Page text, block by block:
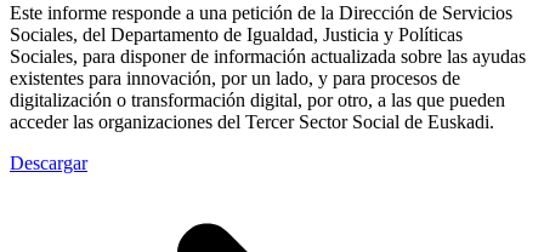
Este informe responde a una petición de la Dirección de Servicios
Sociales, del Departamento de Igualdad, Justicia y Políticas
Sociales, para disponer de información actualizada sobre las ayudas
existentes para innovación, por un lado, y para procesos de
digitalización o transformación digital, por otro, a las que pueden
acceder las organizaciones del Tercer Sector Social de Euskadi.
Descargar